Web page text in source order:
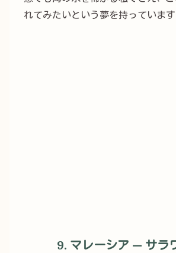
れてみたいという夢を持っています
9. マレーシア — サラ